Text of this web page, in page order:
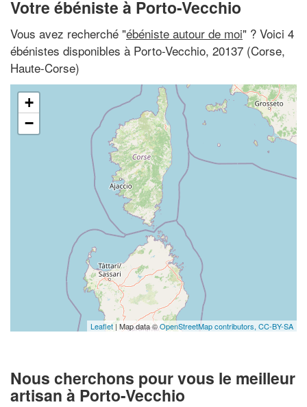
Votre ébéniste à Porto-Vecchio
Vous avez recherché "ébéniste autour de moi" ? Voici 4
ébénistes disponibles à Porto-Vecchio, 20137 (Corse,
Haute-Corse)
+
−
Leaflet | Map data ©OpenStreetMap contributors, CC-BY-SA
Nous cherchons pour vous le meilleur
artisan à Porto-Vecchio